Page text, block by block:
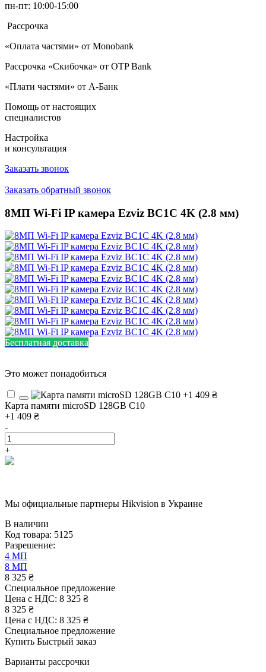
пн-пт: 10:00-15:00
Рассрочка
«Оплата частями» от Monobank
Рассрочка «Скибочка» от OTP Bank
«Плати частями» от А-Банк
Помощь от настоящих
специалистов
Настройка
и консультация
Заказать звонок
Заказать обратный звонок
8МП Wi-Fi IP камера Ezviz BC1C 4K (2.8 мм)
Бесплатная доставка
Это может понадобиться
Карта памяти microSD 128GB C10
+1 409 ₴
-
+
Мы официальные партнеры Hikvision в Украине
В наличии
Код товара: 5125
Разрешение:
4 МП
8 МП
8 325 ₴
Специальное предложение
Цена с НДС: 8 325 ₴
8 325 ₴
Цена с НДС: 8 325 ₴
Специальное предложение
Купить Быстрый заказ
Варианты рассрочки